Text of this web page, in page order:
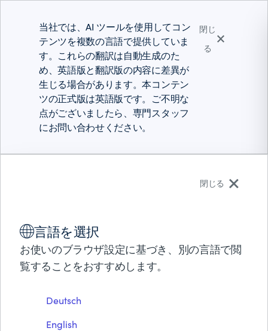
パートナー
当社では、AI ツールを使用してコン
テンツを複数の言語で提供していま
す。これらの翻訳は自動生成のた
め、英語版と翻訳版の内容に差異が
生じる場合があります。本コンテン
ツの正式版は英語版です。ご不明な
点がございましたら、専門スタッフ
にお問い合わせください。
閉じ
る
閉じる
言語を選択
お使いのブラウザ設定に基づき、別の言語で閲
覧することをおすすめします。
Deutsch
English
正確な計画のための財務予
時間通りのリフレッシュ、予測可能な